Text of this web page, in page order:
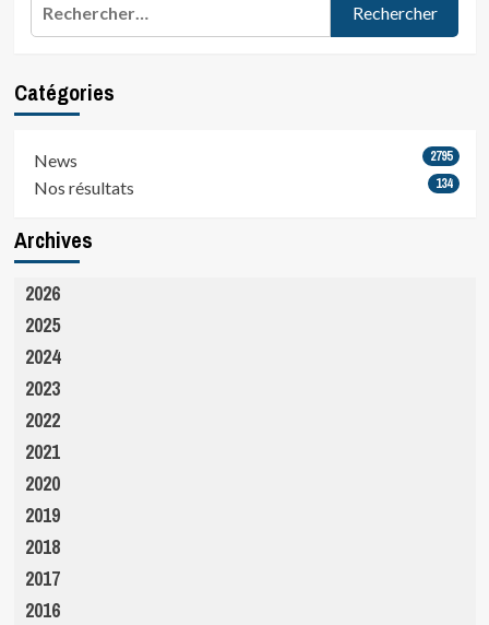
Catégories
News 2795
Nos résultats 134
Archives
2026
2025
2024
2023
2022
2021
2020
2019
2018
2017
2016